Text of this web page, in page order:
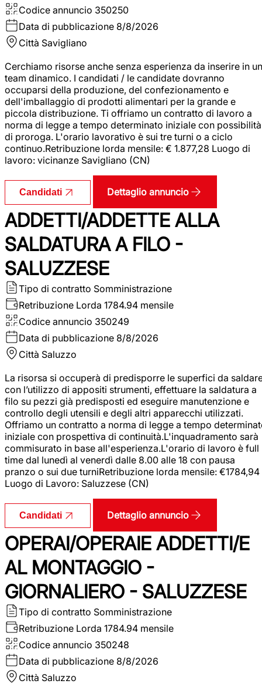
Codice annuncio 350250
Data di pubblicazione 8/8/2026
Città Savigliano
Cerchiamo risorse anche senza esperienza da inserire in un
team dinamico. I candidati / le candidate dovranno
occuparsi della produzione, del confezionamento e
dell'imballaggio di prodotti alimentari per la grande e
piccola distribuzione. Ti offriamo un contratto di lavoro a
norma di legge a tempo determinato iniziale con possibilità
di proroga. L'orario lavorativo è sui tre turni o a ciclo
continuo.Retribuzione lorda mensile: € 1.877,28 Luogo di
lavoro: vicinanze Savigliano (CN)
Candidati Dettaglio annuncio
ADDETTI/ADDETTE ALLA
SALDATURA A FILO -
SALUZZESE
Tipo di contratto Somministrazione
Retribuzione Lorda 1784.94 mensile
Codice annuncio 350249
Data di pubblicazione 8/8/2026
Città Saluzzo
La risorsa si occuperà di predisporre le superfici da
con l’utilizzo di appositi strumenti, effettuare la saldatura a
filo su pezzi già predisposti ed eseguire manutenzione e
controllo degli utensili e degli altri apparecchi utilizzati.
Offriamo un contratto a norma di legge a tempo
iniziale con prospettiva di continuità.L'inquadramento sarà
commisurato in base all'esperienza.L'orario di lavoro è full
time dal lunedì al venerdì dalle 8.00 alle 18 con pausa
pranzo o sui due turniRetribuzione lorda mensile: €1784,94
Luogo di Lavoro: Saluzzese (CN)
Candidati Dettaglio annuncio
OPERAI/OPERAIE ADDETTI/E
AL MONTAGGIO -
GIORNALIERO - SALUZZESE
Tipo di contratto Somministrazione
Retribuzione Lorda 1784.94 mensile
Codice annuncio 350248
Data di pubblicazione 8/8/2026
Città Saluzzo